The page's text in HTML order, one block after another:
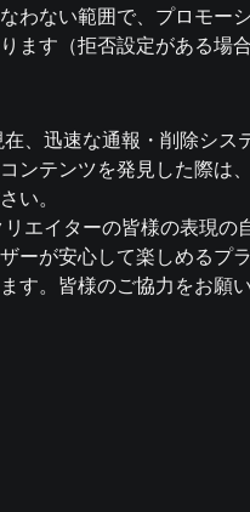
わない範囲で、プロモー
ます（拒否設定がある場
在、迅速な通報・削除シス
ンテンツを発見した際は
い。
リエイターの皆様の表現の
ーが安心して楽しめるプ
す。皆様のご協力をお願